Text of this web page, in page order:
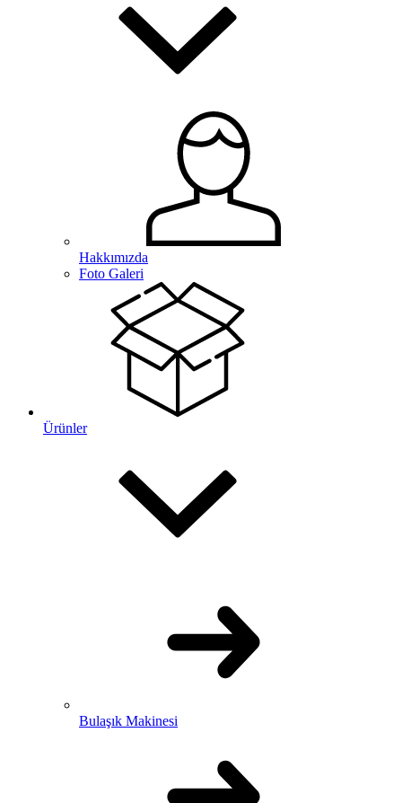
Hakkımızda
Foto Galeri
Ürünler
Bulaşık Makinesi